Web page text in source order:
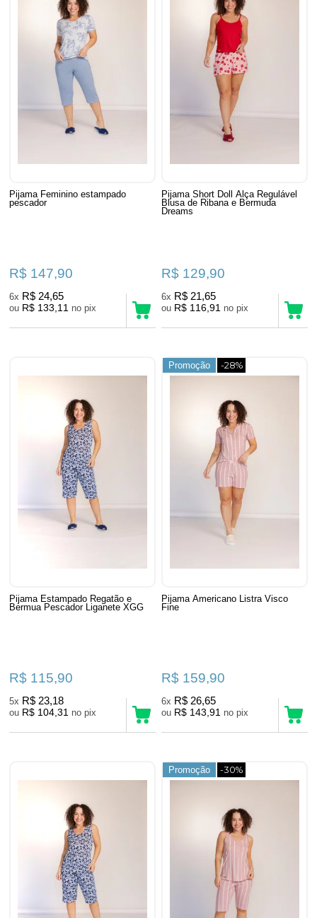
Pijama Feminino estampado
pescador
R$ 147,90
6x R$ 24,65
ou R$ 133,11 no pix
Pijama Short Doll Alça Regulável
Blusa de Ribana e Bermuda
Dreams
R$ 129,90
6x R$ 21,65
ou R$ 116,91 no pix
Pijama Estampado Regatão e
Bermua Pescador Liganete XGG
R$ 115,90
5x R$ 23,18
ou R$ 104,31 no pix
Promoção -28%
Pijama Americano Listra Visco
Fine
R$ 159,90
6x R$ 26,65
ou R$ 143,91 no pix
Promoção -30%